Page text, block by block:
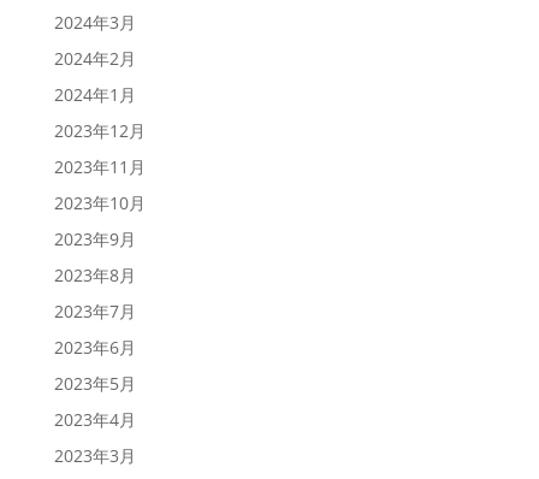
2024年3月
2024年2月
2024年1月
2023年12月
2023年11月
2023年10月
2023年9月
2023年8月
2023年7月
2023年6月
2023年5月
2023年4月
2023年3月